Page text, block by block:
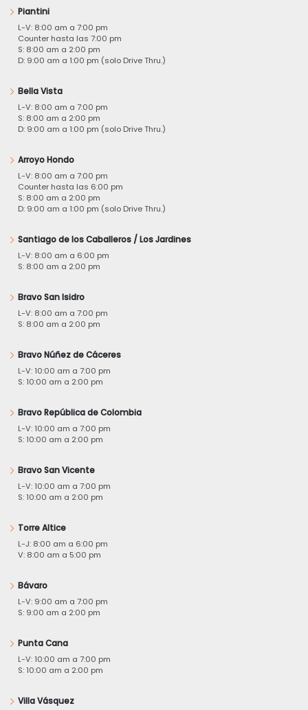
Piantini
L-V: 8:00 am a 7:00 pm
Counter hasta las 7:00 pm
S: 8:00 am a 2:00 pm
D: 9:00 am a 1:00 pm (solo Drive Thru.)
Bella Vista
L-V: 8:00 am a 7:00 pm
S: 8:00 am a 2:00 pm
D: 9:00 am a 1:00 pm (solo Drive Thru.)
Arroyo Hondo
L-V: 8:00 am a 7:00 pm
Counter hasta las 6:00 pm
S: 8:00 am a 2:00 pm
D: 9:00 am a 1:00 pm (solo Drive Thru.)
Santiago de los Caballeros / Los Jardines
L-V: 8:00 am a 6:00 pm
S: 8:00 am a 2:00 pm
Bravo San Isidro
L-V: 8:00 am a 7:00 pm
S: 8:00 am a 2:00 pm
Bravo Núñez de Cáceres
L-V: 10:00 am a 7:00 pm
S: 10:00 am a 2:00 pm
Bravo República de Colombia
L-V: 10:00 am a 7:00 pm
S: 10:00 am a 2:00 pm
Bravo San Vicente
L-V: 10:00 am a 7:00 pm
S: 10:00 am a 2:00 pm
Torre Altice
L-J: 8:00 am a 6:00 pm
V: 8:00 am a 5:00 pm
Bávaro
L-V: 9:00 am a 7:00 pm
S: 9:00 am a 2:00 pm
Punta Cana
L-V: 10:00 am a 7:00 pm
S: 10:00 am a 2:00 pm
Villa Vásquez